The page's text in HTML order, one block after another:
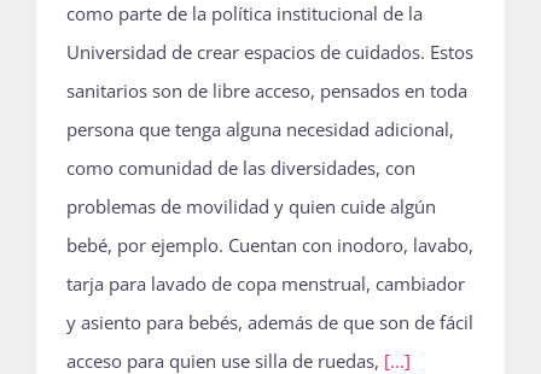
como parte de la política institucional de la
Universidad de crear espacios de cuidados. Estos
sanitarios son de libre acceso, pensados en toda
persona que tenga alguna necesidad adicional,
como comunidad de las diversidades, con
problemas de movilidad y quien cuide algún
bebé, por ejemplo. Cuentan con inodoro, lavabo,
tarja para lavado de copa menstrual, cambiador
y asiento para bebés, además de que son de fácil
acceso para quien use silla de ruedas, [...]